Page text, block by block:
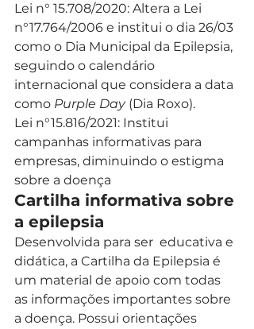
Lei n° 15.708/2020: Altera a Lei
n°17.764/2006 e institui o dia 26/03
como o Dia Municipal da Epilepsia,
seguindo o calendário
internacional que considera a data
como Purple Day (Dia Roxo).
Lei n°15.816/2021: Institui
campanhas informativas para
empresas, diminuindo o estigma
sobre a doença
Cartilha informativa sobre
a epilepsia
Desenvolvida para ser  educativa e
didática, a Cartilha da Epilepsia é
um material de apoio com todas
as informações importantes sobre
a doença. Possui orientações